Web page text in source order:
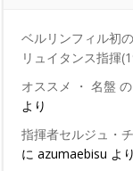
ベルリンフィル初
リュイタンス指揮
オススメ ・ 名盤
より
指揮者セルジュ・
に azumaebisu より